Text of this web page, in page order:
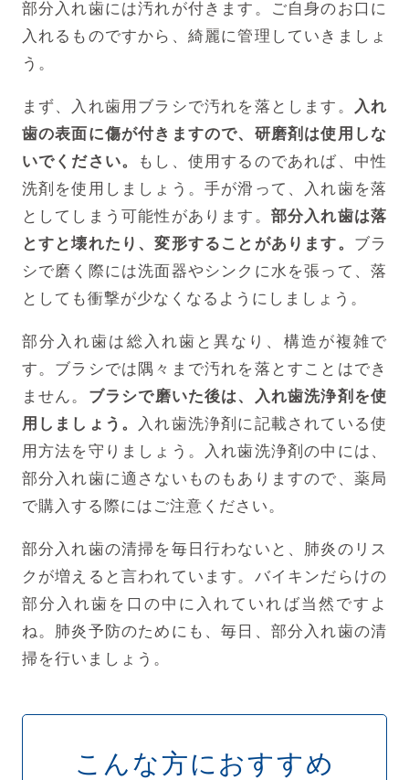
部分入れ歯には汚れが付きます。ご自身のお口に
入れるものですから、綺麗に管理していきましょ
う。
まず、入れ歯用ブラシで汚れを落とします。
入れ
歯の表面に傷が付きますので、研磨剤は使用しな
いでください。
もし、使用するのであれば、中性
洗剤を使用しましょう。手が滑って、入れ歯を落
としてしまう可能性があります。 部分入れ歯は落
とすと壊れたり、変形することがあります。 ブラ
シで磨く際には洗面器やシンクに水を張って、落
としても衝撃が少なくなるようにしましょう。
部分入れ歯は総入れ歯と異なり、構造が複雑で
す。ブラシでは隅々まで汚れを落とすことはでき
ません。 ブラシで磨いた後は、入れ歯洗浄剤を使
用しましょう。 入れ歯洗浄剤に記載されている使
用方法を守りましょう。入れ歯洗浄剤の中には、
部分入れ歯に適さないものもありますので、薬局
で購入する際にはご注意ください。
部分入れ歯の清掃を毎日行わないと、肺炎のリス
クが増えると言われています。バイキンだらけの
部分入れ歯を口の中に入れていれば当然ですよ
ね。肺炎予防のためにも、毎日、部分入れ歯の清
掃を行いましょう。
こんな方におすすめ